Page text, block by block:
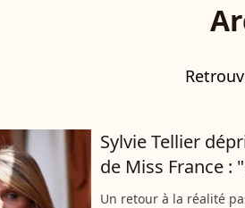
Sylvie Tellier
de Miss France :
Un retour à la réalité